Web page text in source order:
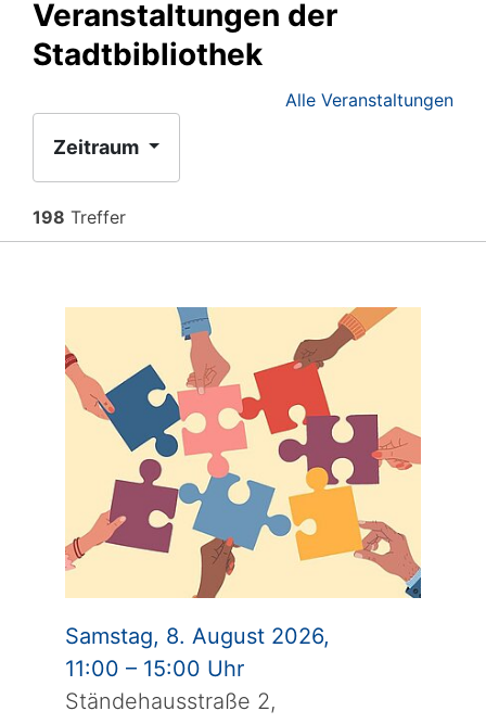
Veranstaltungen der
Stadtbibliothek
Alle Veranstaltungen
Zeitraum
198 Treffer
Samstag, 8. August 2026,
11:00 – 15:00 Uhr
Ständehausstraße 2,